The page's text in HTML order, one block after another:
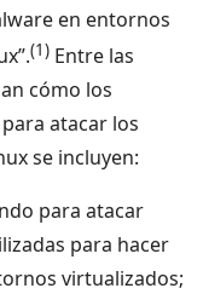
en entornos
(1) Entre las
cómo los
atacar los
se incluyen:
para atacar
para hacer
virtualizados;